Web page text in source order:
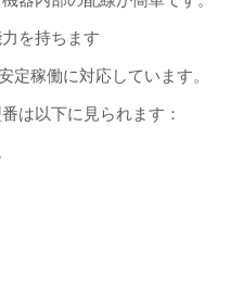
を持ちます
定稼働に対応しています。
は以下に見られます：